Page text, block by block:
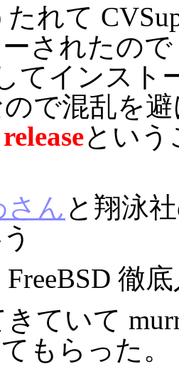
たれて
されたの
てインス
ので混乱を
という
さん と翔泳
徹
ていて
もらった